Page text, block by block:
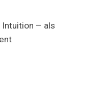
– als